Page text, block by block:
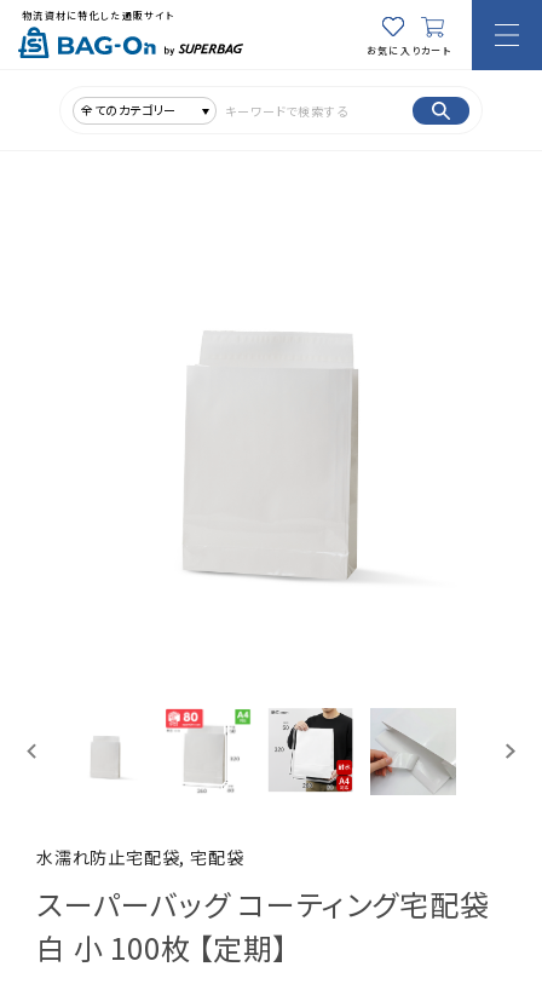
物流資材に特化した通販サイト
お気に入りカート
全てのカテゴリー
水濡れ防止宅配袋, 宅配袋
スーパーバッグ コーティング宅配袋
白 小 100枚 【定期】